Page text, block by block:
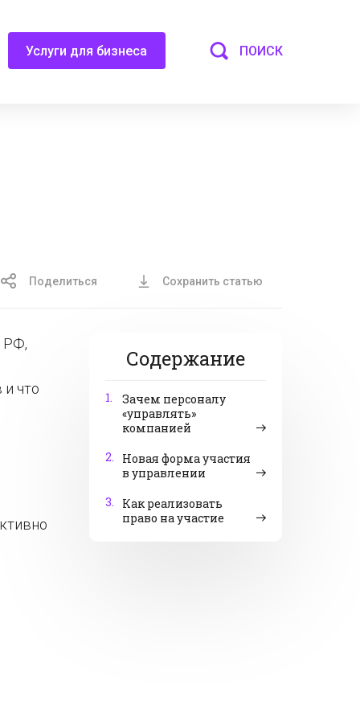
Услуги для бизнеса ПОИСК
Поделиться Сохранить статью
Содержание
1.
Зачем персоналу
«управлять»
компанией
2.
Новая форма участия
в управлении
3.
Как реализовать
право на участие
РФ,
что